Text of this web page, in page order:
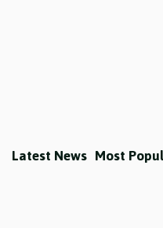
Latest News Most